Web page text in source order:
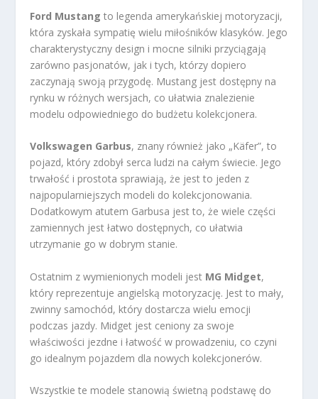
Ford Mustang to legenda amerykańskiej motoryzacji,
która zyskała sympatię wielu miłośników klasyków. Jego
charakterystyczny design i mocne silniki przyciągają
zarówno pasjonatów, jak i tych, którzy dopiero
zaczynają swoją przygodę. Mustang jest dostępny na
rynku w różnych wersjach, co ułatwia znalezienie
modelu odpowiedniego do budżetu kolekcjonera.
Volkswagen Garbus, znany również jako „Käfer”, to
pojazd, który zdobył serca ludzi na całym świecie. Jego
trwałość i prostota sprawiają, że jest to jeden z
najpopularniejszych modeli do kolekcjonowania.
Dodatkowym atutem Garbusa jest to, że wiele części
zamiennych jest łatwo dostępnych, co ułatwia
utrzymanie go w dobrym stanie.
Ostatnim z wymienionych modeli jest MG Midget,
który reprezentuje angielską motoryzację. Jest to mały,
zwinny samochód, który dostarcza wielu emocji
podczas jazdy. Midget jest ceniony za swoje
właściwości jezdne i łatwość w prowadzeniu, co czyni
go idealnym pojazdem dla nowych kolekcjonerów.
Wszystkie te modele stanowią świetną podstawę do